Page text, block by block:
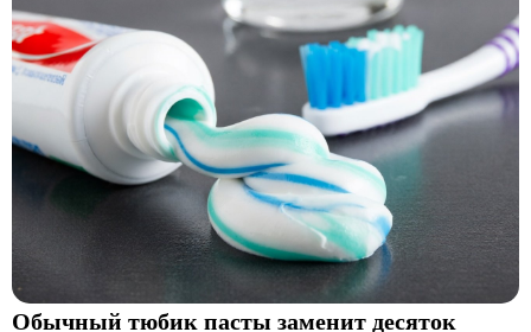
Обычный тюбик пасты заменит десяток